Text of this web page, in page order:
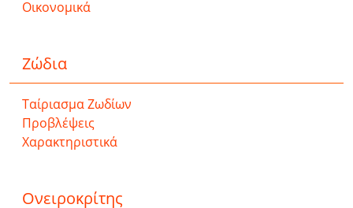
Οικονομικά
Ζώδια
Ταίριασμα Ζωδίων
Προβλέψεις
Χαρακτηριστικά
Ονειροκρίτης